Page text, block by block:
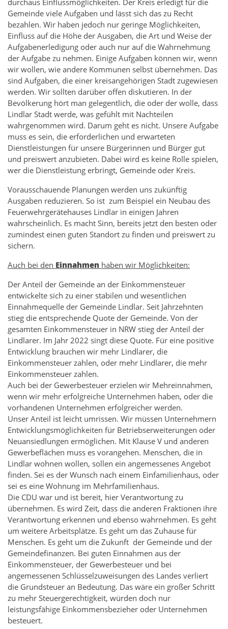
Gemeinde viele Aufgaben und lässt sich das zu Recht
bezahlen. Wir haben jedoch nur geringe Möglichkeiten,
Einfluss auf die Höhe der Ausgaben, die Art und Weise der
Aufgabenerledigung oder auch nur auf die Wahrnehmung
der Aufgabe zu nehmen. Einige Aufgaben können wir, wenn
wir wollen, wie andere Kommunen selbst übernehmen. Das
sind Aufgaben, die einer kreisangehörigen Stadt zugewiesen
werden. Wir sollten darüber offen diskutieren. In der
Bevölkerung hört man gelegentlich, die oder der wolle, dass
Lindlar Stadt werde, was gefühlt mit Nachteilen
wahrgenommen wird. Darum geht es nicht. Unsere Aufgabe
muss es sein, die erforderlichen und erwarteten
Dienstleistungen für unsere Bürgerinnen und Bürger gut
und preiswert anzubieten. Dabei wird es keine Rolle spielen,
wer die Dienstleistung erbringt, Gemeinde oder Kreis.
Vorausschauende Planungen werden uns zukünftig
Ausgaben reduzieren. So ist zum Beispiel ein Neubau des
Feuerwehrgerätehauses Lindlar in einigen Jahren
wahrscheinlich. Es macht Sinn, bereits jetzt den besten oder
zumindest einen guten Standort zu finden und preiswert zu
sichern.
Auch bei den Einnahmen haben wir Möglichkeiten:
Der Anteil der Gemeinde an der Einkommensteuer
entwickelte sich zu einer stabilen und wesentlichen
Einnahmequelle der Gemeinde Lindlar. Seit Jahrzehnten
stieg die entsprechende Quote der Gemeinde. Von der
gesamten Einkommensteuer in NRW stieg der Anteil der
Lindlarer. Im Jahr 2022 singt diese Quote. Für eine positive
Entwicklung brauchen wir mehr Lindlarer, die
Einkommensteuer zahlen, oder mehr Lindlarer, die mehr
Einkommensteuer zahlen.
Auch bei der Gewerbesteuer erzielen wir Mehreinnahmen,
wenn wir mehr erfolgreiche Unternehmen haben, oder die
vorhandenen Unternehmen erfolgreicher werden.
Unser Anteil ist leicht umrissen. Wir müssen Unternehmern
Entwicklungsmöglichkeiten für Betriebserweiterungen oder
Neuansiedlungen ermöglichen. Mit Klause V und anderen
Gewerbeflächen muss es vorangehen. Menschen, die in
Lindlar wohnen wollen, sollen ein angemessenes Angebot
finden. Sei es der Wunsch nach einem Einfamilienhaus, oder
sei es eine Wohnung im Mehrfamilienhaus.
Die CDU war und ist bereit, hier Verantwortung zu
übernehmen. Es wird Zeit, dass die anderen Fraktionen ihre
Verantwortung erkennen und ebenso wahrnehmen. Es geht
um weitere Arbeitsplätze. Es geht um das Zuhause für
Menschen. Es geht um die Zukunft der Gemeinde und der
Gemeindefinanzen. Bei guten Einnahmen aus der
Einkommensteuer, der Gewerbesteuer und bei
angemessenen Schlüsselzuweisungen des Landes verliert
die Grundsteuer an Bedeutung. Das wäre ein großer Schritt
zu mehr Steuergerechtigkeit, würden doch nur
leistungsfähige Einkommensbezieher oder Unternehmen
besteuert.